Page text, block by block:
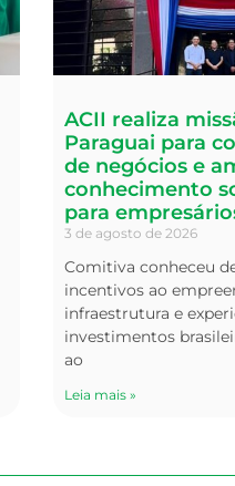
ACII realiza
Paraguai para
de negócios e
conhecimento
para
3 de agosto de 2026
Comitiva conheceu
incentivos ao
infraestrutura e
investimentos
ao
Leia mais »